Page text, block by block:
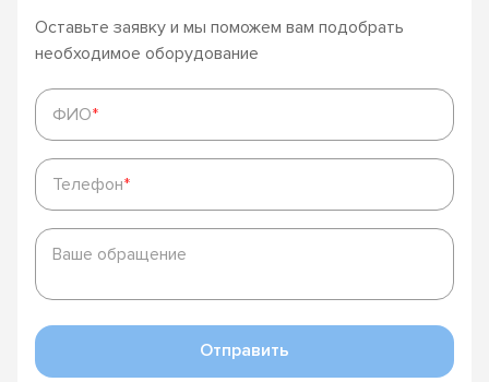
Оставьте заявку и мы поможем вам подобрать
необходимое оборудование
ФИО*
ФИО*
Телефон*
Телефон*
Ваше
обращение
Ваше обращение
Отправить